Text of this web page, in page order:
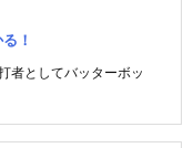
！
者としてバッターボッ